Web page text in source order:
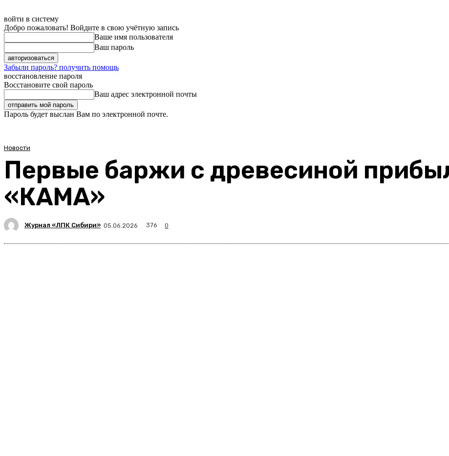
войти в систему
Добро пожаловать! Войдите в свою учётную запись
Ваше имя пользователя
Ваш пароль
Забыли пароль? получить помощь
восстановление пароля
Восстановите свой пароль
Ваш адрес электронной почты
Пароль будет выслан Вам по электронной почте.
Новости
Первые баржи с древесиной
«КАМА»
Журнал «ЛПК Сибири» 05.06.2026 376 0